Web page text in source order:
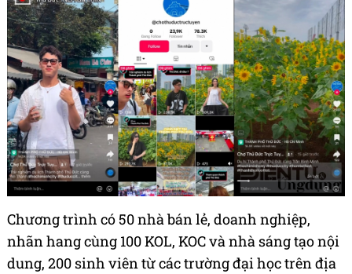
Chương trình có 50 nhà bán lẻ, doanh nghiệp,
nhãn hang cùng 100 KOL, KOC và nhà sáng tạo nội
dung, 200 sinh viên từ các trường đại học trên địa